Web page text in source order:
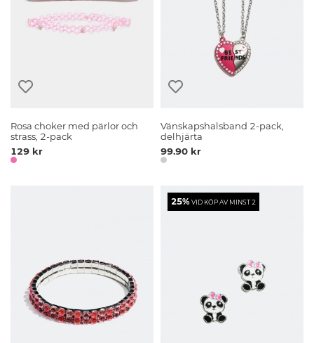
Rosa choker med pärlor och
strass, 2-pack
129 kr
Vänskapshalsband 2-pack,
delhjärta
99.90 kr
25%VID KÖP AV MINST 2